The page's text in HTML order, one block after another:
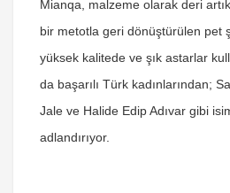
Mianqa, malzeme olarak deri
bir metotla geri dönüştürülen pet
yüksek kalitede ve şık astarlar
da başarılı Türk kadınlarından;
Jale ve Halide Edip Adıvar gibi
adlandırıyor.